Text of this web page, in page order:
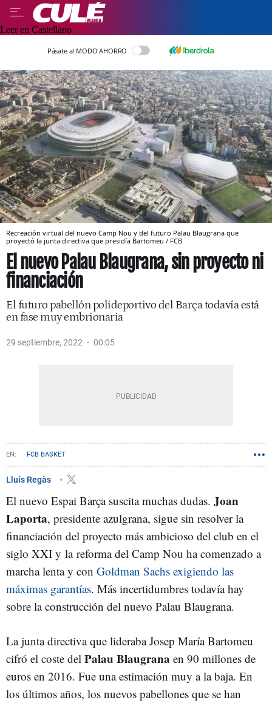
Leer en Castellano
Pásate al MODO AHORRO
Recreación virtual del nuevo Camp Nou y del futuro Palau Blaugrana que
proyectó la junta directiva que presidía Bartomeu / FCB
El nuevo Palau Blaugrana, sin proyecto ni
financiación
El futuro pabellón polideportivo del Barça todavía está
en fase muy embrionaria
29 septiembre, 2022 00:05
FCB BASKET
Lluís Regàs
El nuevo Espai Barça suscita muchas dudas. Joan
Laporta, presidente azulgrana, sigue sin resolver la
financiación del proyecto más ambicioso del club en el
siglo XXI y la reforma del Camp Nou ha comenzado a
marcha lenta y con Goldman Sachs exigiendo las
máximas garantías. Más incertidumbres todavía hay
sobre la construcción del nuevo Palau Blaugrana.
La junta directiva que lideraba Josep María Bartomeu
cifró el coste del Palau Blaugrana en 90 millones de
euros en 2016. Fue una estimación muy a la baja. En
los últimos años, los nuevos pabellones que se han